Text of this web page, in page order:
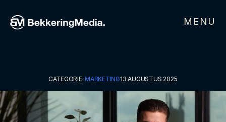
MENU
CATEGORIE: MARKETING13 AUGUSTUS 2025